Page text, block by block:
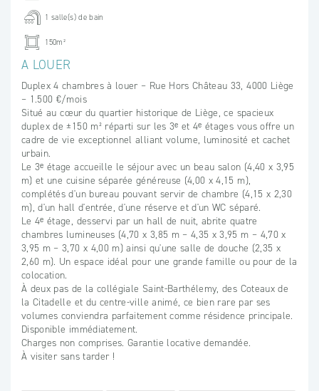
1 salle(s) de bain
150m²
A LOUER
Duplex 4 chambres à louer – Rue Hors Château 33, 4000 Liège
– 1.500 €/mois
Situé au cœur du quartier historique de Liège, ce spacieux
duplex de ±150 m² réparti sur les 3ᵉ et 4ᵉ étages vous offre un
cadre de vie exceptionnel alliant volume, luminosité et cachet
urbain.
Le 3ᵉ étage accueille le séjour avec un beau salon (4,40 x 3,95
m) et une cuisine séparée généreuse (4,00 x 4,15 m),
complétés d'un bureau pouvant servir de chambre (4,15 x 2,30
m), d'un hall d'entrée, d'une réserve et d'un WC séparé.
Le 4ᵉ étage, desservi par un hall de nuit, abrite quatre
chambres lumineuses (4,70 x 3,85 m – 4,35 x 3,95 m – 4,70 x
3,95 m – 3,70 x 4,00 m) ainsi qu'une salle de douche (2,35 x
2,60 m). Un espace idéal pour une grande famille ou pour de la
colocation.
À deux pas de la collégiale Saint-Barthélemy, des Coteaux de
la Citadelle et du centre-ville animé, ce bien rare par ses
volumes conviendra parfaitement comme résidence principale.
Disponible immédiatement.
Charges non comprises. Garantie locative demandée.
À visiter sans tarder !